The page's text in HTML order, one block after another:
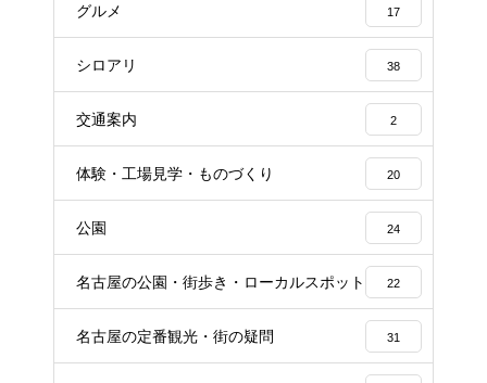
グルメ 17
シロアリ 38
交通案内 2
体験・工場見学・ものづくり 20
公園 24
名古屋の公園・街歩き・ローカルスポット 22
名古屋の定番観光・街の疑問 31